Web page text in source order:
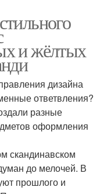
и жёлтых
дизайна
ответвления?
разные
оформления
скандинавском
до мелочей. В
прошлого и